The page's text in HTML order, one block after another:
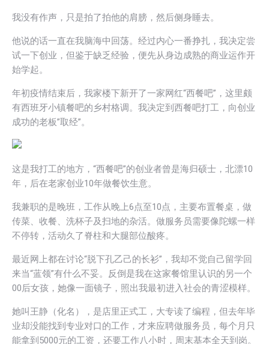
我没有作声，只是拍了拍他的肩膀，然后侧身睡去。
他说的话一直在我脑海中回荡。经过内心一番挣扎，我决定尝
试一下创业，但鉴于缺乏经验，便先从身边成熟的商业运作开
始学起。
年初疫情结束后，我家楼下新开了一家网红“西餐吧”，这里颇
有西班牙小镇餐吧的乡村格调。我决定到西餐吧打工，向创业
成功的老板”取经”。
这是我打工的地方，“西餐吧”的创业者曾是海归硕士，北漂10
年，后在老家创业10年做餐饮生意。
我兼职的是晚班，工作从晚上6点至10点，主要布置餐桌，做
传菜、收餐、洗杯子及扫地的杂活。做服务员需要像陀螺一样
不停转，活动久了脊柱和大腿部位酸疼。
最近网上都在讨论“脱下孔乙己的长衫”，我却不觉自己留学回
来当“蓝领”有什么不妥。反倒是我在这家餐馆里认识的另一个
00后女孩，她像一面镜子，照出我最初进入社会的青涩模样。
她叫王静（化名），是店里正式工，大专读了编程，但去年毕
业却没能找到专业对口的工作，才来应聘做服务员，每个月只
能拿到5000元的工资，还要工作八小时，周末基本全天到岗。